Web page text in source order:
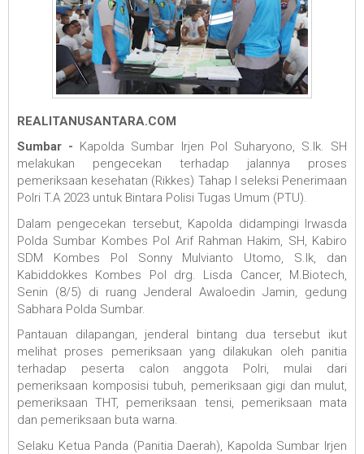
REALITANUSANTARA.COM
Sumbar - Kapolda Sumbar Irjen Pol Suharyono, S.Ik. SH
melakukan pengecekan terhadap jalannya proses
pemeriksaan kesehatan (Rikkes) Tahap I seleksi Penerimaan
Polri T.A 2023 untuk Bintara Polisi Tugas Umum (PTU).
Dalam pengecekan tersebut, Kapolda didampingi Irwasda
Polda Sumbar Kombes Pol Arif Rahman Hakim, SH, Kabiro
SDM Kombes Pol Sonny Mulvianto Utomo, S.Ik, dan
Kabiddokkes Kombes Pol drg. Lisda Cancer, M.Biotech,
Senin (8/5) di ruang Jenderal Awaloedin Jamin, gedung
Sabhara Polda Sumbar.
Pantauan dilapangan, jenderal bintang dua tersebut ikut
melihat proses pemeriksaan yang dilakukan oleh panitia
terhadap peserta calon anggota Polri, mulai dari
pemeriksaan komposisi tubuh, pemeriksaan gigi dan mulut,
pemeriksaan THT, pemeriksaan tensi, pemeriksaan mata
dan pemeriksaan buta warna.
Selaku Ketua Panda (Panitia Daerah), Kapolda Sumbar Irjen